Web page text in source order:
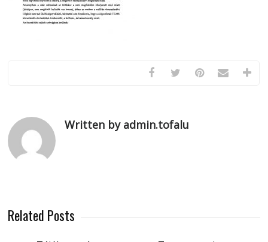
Written by admin.tofalu
Related Posts